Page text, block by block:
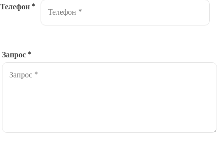
Телефон*
Запрос*